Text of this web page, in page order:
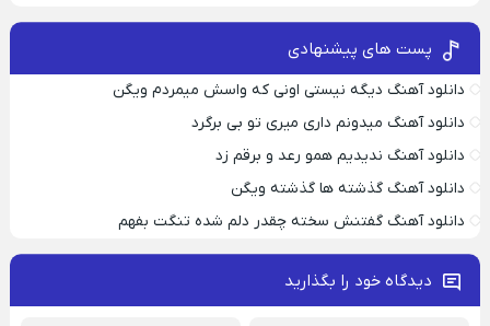
پست های پیشنهادی
دانلود آهنگ دیگه نیستی اونی که واسش میمردم ویگن
دانلود آهنگ میدونم داری میری تو بی برگرد
دانلود آهنگ ندیدیم همو رعد و برقم زد
دانلود آهنگ گذشته ها گذشته ویگن
دانلود آهنگ گفتنش سخته چقدر دلم شده تنگت بفهم
دیدگاه خود را بگذارید